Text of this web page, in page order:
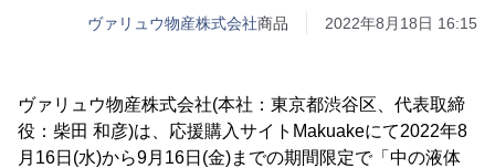
ヴァリュウ物産株式会社商品 2022年8月18日 16:15
ヴァリュウ物産株式会社(本社：東京都渋谷区、代表取締
役：柴田 和彦)は、応援購入サイトMakuakeにて2022年8
月16日(水)から9月16日(金)までの期間限定で「中の液体